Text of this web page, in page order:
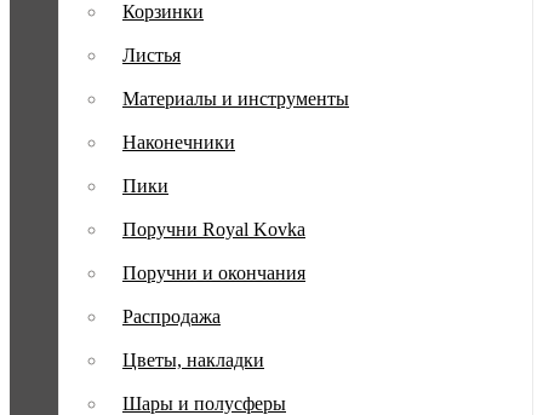
Корзинки
Листья
Материалы и инструменты
Наконечники
Пики
Поручни Royal Kovka
Поручни и окончания
Распродажа
Цветы, накладки
Шары и полусферы